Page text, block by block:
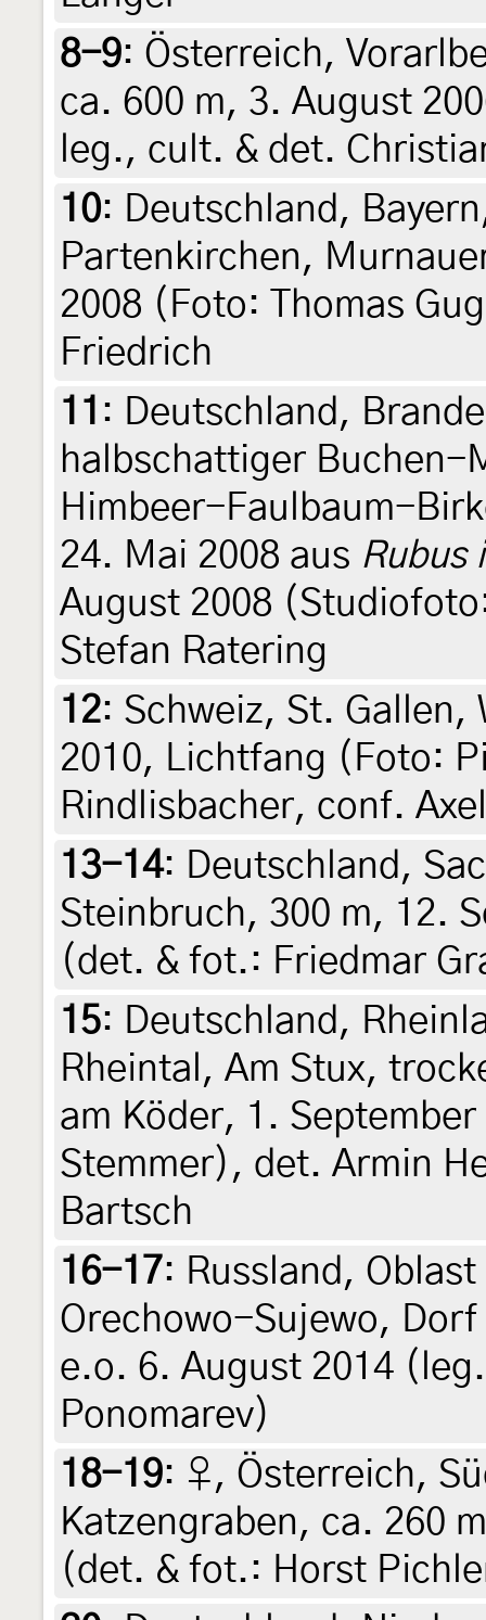
8-9: Österreich,
ca. 600 m, 3. August
leg., cult. & det.
10: Deutschland,
Partenkirchen,
2008 (Foto: Thomas
Friedrich
11 : Deutschland,
halbschattiger Buchen-
Himbeer-Faulbaum-
24. Mai 2008 aus Rubus
August 2008
Stefan Ratering
12: Schweiz, St. Gallen,
2010, Lichtfang (Foto:
Rindlisbacher, conf.
13-14: Deutschland,
Steinbruch, 300 m, 12.
(det. & fot.: Friedmar
15: Deutschland,
Rheintal, Am Stux,
am Köder, 1.
Stemmer), det. Armin
Bartsch
16-17: Russland,
Orechowo-Sujewo,
e.o. 6. August 2014
Ponomarev)
18-19: ♀, Österreich,
Katzengraben, ca. 260
(det. & fot.: Horst